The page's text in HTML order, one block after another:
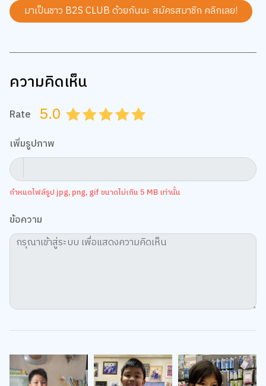
มาเป็นชาว B2S CLUB ด้วยกันนะ สมัครสมาชิก คลิกเลย!
ความคิดเห็น
Rate 5.0 4.5
4.0
3.5
3.0
2.5
2.0
1.5
1.0
0.5
เพิ่มรูปภาพ
กำหนดไฟล์รูป jpg, png, gif ขนาดไม่เกิน 5 MB เท่านั้น
ข้อความ